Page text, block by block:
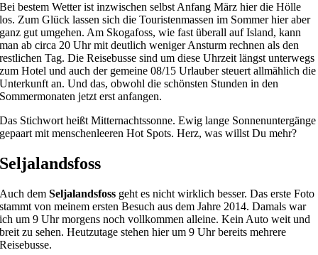
Bei bestem Wetter ist inzwischen selbst Anfang März hier die Hölle
los. Zum Glück lassen sich die Touristenmassen im Sommer hier aber
ganz gut umgehen. Am Skogafoss, wie fast überall auf Island, kann
man ab circa 20 Uhr mit deutlich weniger Ansturm rechnen als den
restlichen Tag. Die Reisebusse sind um diese Uhrzeit längst unterwegs
zum Hotel und auch der gemeine 08/15 Urlauber steuert allmählich die
Unterkunft an. Und das, obwohl die schönsten Stunden in den
Sommermonaten jetzt erst anfangen.
Das Stichwort heißt Mitternachtssonne. Ewig lange Sonnenuntergänge
gepaart mit menschenleeren Hot Spots. Herz, was willst Du mehr?
Seljalandsfoss
Auch demSeljalandsfoss geht es nicht wirklich besser. Das erste Foto
stammt von meinem ersten Besuch aus dem Jahre 2014. Damals war
ich um 9 Uhr morgens noch vollkommen alleine. Kein Auto weit und
breit zu sehen. Heutzutage stehen hier um 9 Uhr bereits mehrere
Reisebusse.